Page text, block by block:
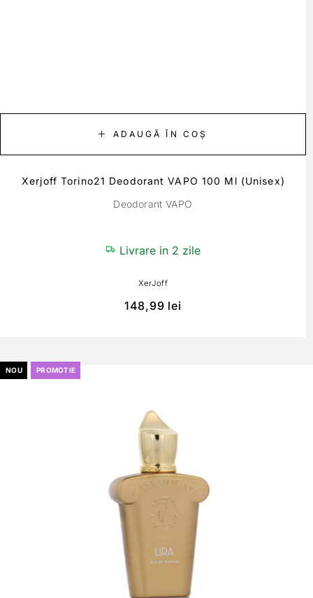
ADAUGĂ ÎN COȘ
Xerjoff Torino21 Deodorant VAPO 100 Ml (unisex)
Deodorant VAPO
Livrare in 2 zile
XerJoff
148,99 lei
NOU PROMOTIE